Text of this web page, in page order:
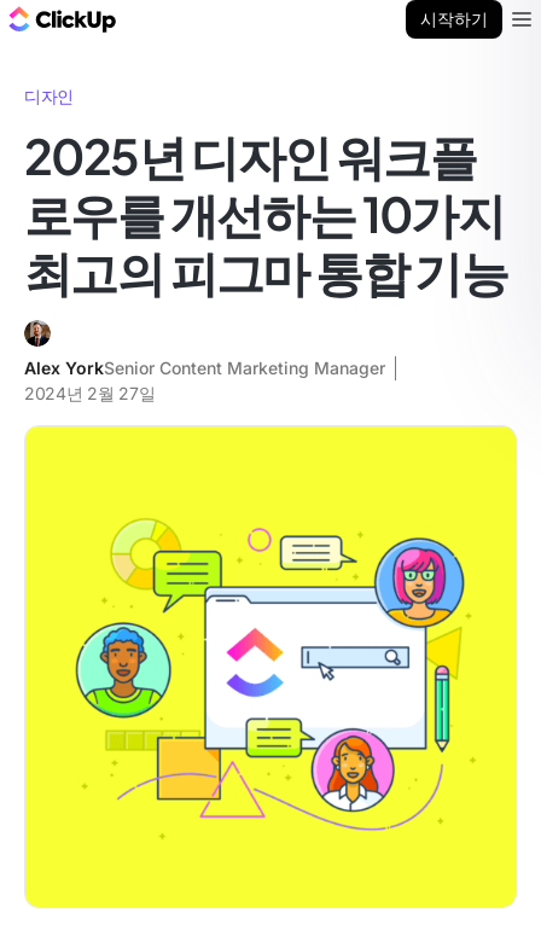
시작하기
디자인
2025년 디자인 워크플
로우를 개선하는 10가지
최고의 피그마 통합 기능
Alex YorkSenior Content Marketing Manager
2024년 2월 27일